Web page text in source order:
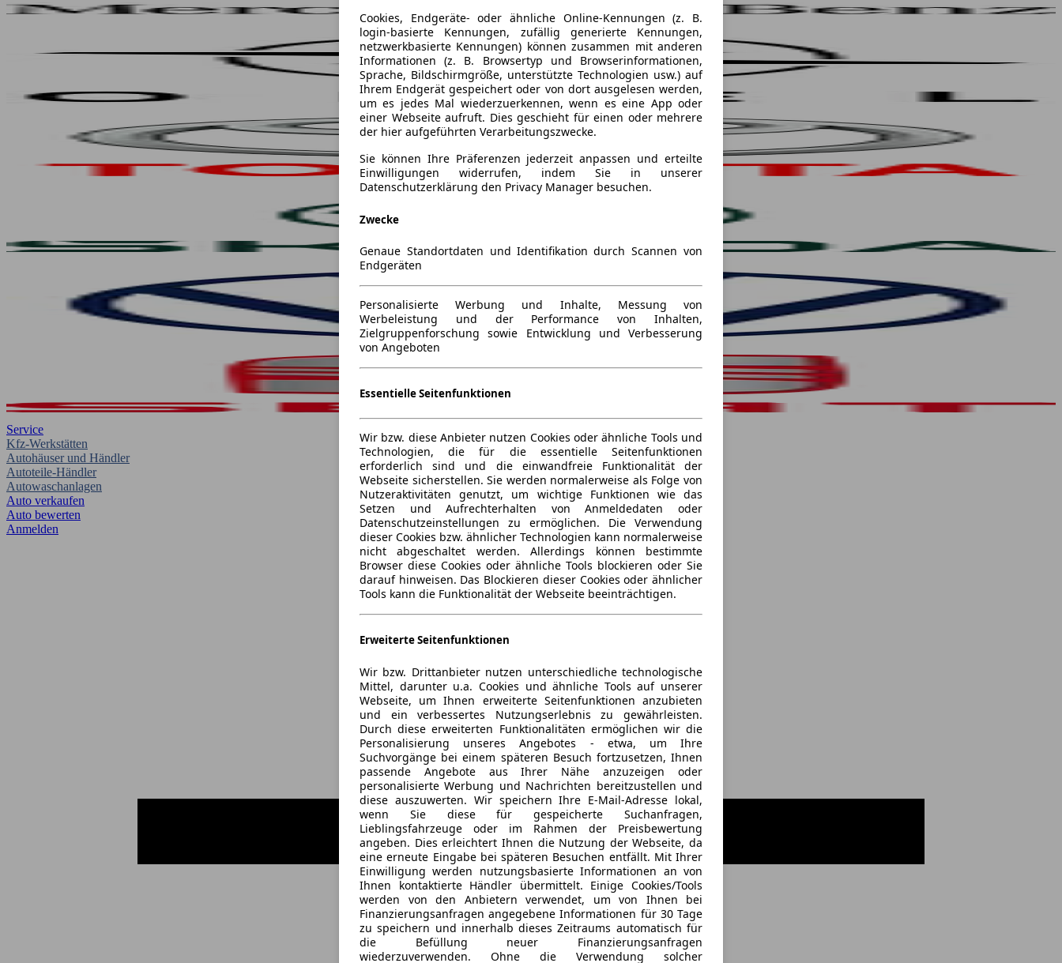
Service
Kfz-Werkstätten
Autohäuser und Händler
Autoteile-Händler
Autowaschanlagen
Auto verkaufen
Auto bewerten
Anmelden
Cookies, Endgeräte- oder ähnliche Online-Kennungen (z. B.
login-basierte Kennungen, zufällig generierte Kennungen,
netzwerkbasierte Kennungen) können zusammen mit anderen
Informationen (z. B. Browsertyp und Browserinformationen,
Sprache, Bildschirmgröße, unterstützte Technologien usw.) auf
Ihrem Endgerät gespeichert oder von dort ausgelesen werden,
um es jedes Mal wiederzuerkennen, wenn es eine App oder
einer Webseite aufruft. Dies geschieht für einen oder mehrere
der hier aufgeführten Verarbeitungszwecke.
Sie können Ihre Präferenzen jederzeit anpassen und erteilte
Einwilligungen widerrufen, indem Sie in unserer
Datenschutzerklärung den Privacy Manager besuchen.
Zwecke
Genaue Standortdaten und Identifikation durch Scannen von
Endgeräten
Personalisierte Werbung und Inhalte, Messung von
Werbeleistung und der Performance von Inhalten,
Zielgruppenforschung sowie Entwicklung und Verbesserung
von Angeboten
Essentielle Seitenfunktionen
Wir bzw. diese Anbieter nutzen Cookies oder ähnliche Tools und
Technologien, die für die essentielle Seitenfunktionen
erforderlich sind und die einwandfreie Funktionalität der
Webseite sicherstellen. Sie werden normalerweise als Folge von
Nutzeraktivitäten genutzt, um wichtige Funktionen wie das
Setzen und Aufrechterhalten von Anmeldedaten oder
Datenschutzeinstellungen zu ermöglichen. Die Verwendung
dieser Cookies bzw. ähnlicher Technologien kann normalerweise
nicht abgeschaltet werden. Allerdings können bestimmte
Browser diese Cookies oder ähnliche Tools blockieren oder Sie
darauf hinweisen. Das Blockieren dieser Cookies oder ähnlicher
Tools kann die Funktionalität der Webseite beeinträchtigen.
Erweiterte Seitenfunktionen
Wir bzw. Drittanbieter nutzen unterschiedliche technologische
Mittel, darunter u.a. Cookies und ähnliche Tools auf unserer
Webseite, um Ihnen erweiterte Seitenfunktionen anzubieten
und ein verbessertes Nutzungserlebnis zu gewährleisten.
Durch diese erweiterten Funktionalitäten ermöglichen wir die
Personalisierung unseres Angebotes - etwa, um Ihre
Suchvorgänge bei einem späteren Besuch fortzusetzen, Ihnen
passende Angebote aus Ihrer Nähe anzuzeigen oder
personalisierte Werbung und Nachrichten bereitzustellen und
diese auszuwerten. Wir speichern Ihre E-Mail-Adresse lokal,
wenn Sie diese für gespeicherte Suchanfragen,
Lieblingsfahrzeuge oder im Rahmen der Preisbewertung
angeben. Dies erleichtert Ihnen die Nutzung der Webseite, da
eine erneute Eingabe bei späteren Besuchen entfällt. Mit Ihrer
Einwilligung werden nutzungsbasierte Informationen an von
Ihnen kontaktierte Händler übermittelt. Einige Cookies/Tools
werden von den Anbietern verwendet, um von Ihnen bei
Finanzierungsanfragen angegebene Informationen für 30 Tage
zu speichern und innerhalb dieses Zeitraums automatisch für
die Befüllung neuer Finanzierungsanfragen
wiederzuverwenden. Ohne die Verwendung solcher